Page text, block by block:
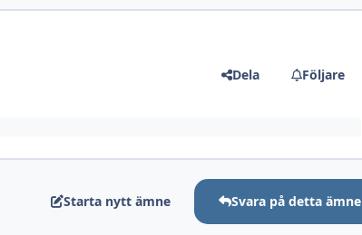
Dela Följare
Starta nytt ämne Svara på detta ämne